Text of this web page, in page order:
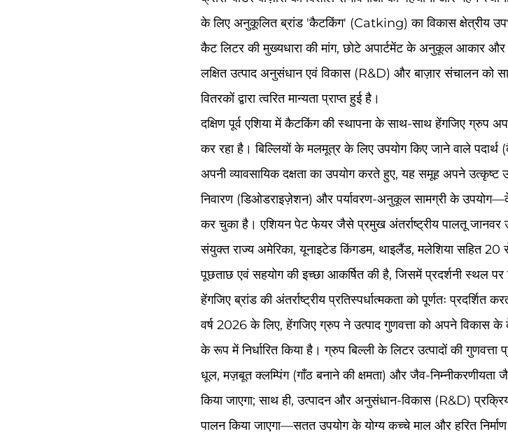
के लिए अनुकूलित ब्रांड 'कैटकिंग' (Catking) का विकास क्षेत्रीय
कैट लिटर की मुख्यधारा की मांग, छोटे अपार्टमेंट के अनुकूल आकार
लक्षित उत्पाद अनुसंधान एवं विकास (R&D) और बाज़ार संचालन को
वितरकों द्वारा त्वरित मान्यता प्राप्त हुई है।
दक्षिण पूर्व एशिया में कैटकिंग की स्थापना के साथ-साथ हेंगजिए ग्रुप
कर रहा है। बिल्लियों के मलमूत्र के लिए उपयोग किए जाने वाले
अपनी व्यावसायिक दक्षता का उपयोग करते हुए, यह समूह अपने उत्कृष्ट
निवारण (डिओडराइज़ेशन) और पर्यावरण-अनुकूल सामग्री के उपयोग—के
कर चुका है। एशियन पेट फेयर जैसे प्रमुख अंतर्राष्ट्रीय पालतू जानवर
संयुक्त राज्य अमेरिका, यूनाइटेड किंगडम, थाइलैंड, मलेशिया सहित 20
पूछताछ एवं सहयोग की इच्छा आकर्षित की है, जिसमें प्रदर्शनी स्थल
हेंगजिए ब्रांड की अंतर्राष्ट्रीय प्रतिस्पर्धात्मकता को पूर्णतः प्रदर्शित
वर्ष 2026 के लिए, हेंगजिए ग्रुप ने उत्पाद गुणवत्ता को अपने विकास के
के रूप में निर्धारित किया है। ग्रुप बिल्ली के लिटर उत्पादों की
धूल, मज़बूत क्लम्पिंग (गाँठ बनाने की क्षमता) और जैव-
किया जाएगा; साथ ही, उत्पादन और अनुसंधान-विकास (R&D)
पालन किया जाएगा—सतत उपयोग के योग्य कच्चे माल और हरित